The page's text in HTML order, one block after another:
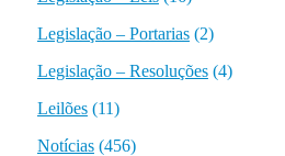
Legislação – Portarias(2)
Legislação – Resoluções(4)
Leilões(11)
Notícias(456)